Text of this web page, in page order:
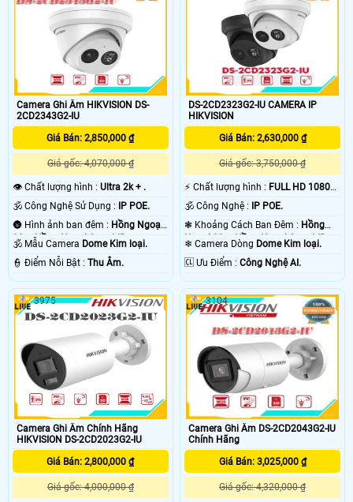
Camera Ghi Âm HIKVISION DS-
2CD2343G2-IU
Giá Bán: 2,850,000 ₫
Giá gốc: 4,070,000 ₫
👁 Chất lượng hình : Ultra 2k + .
🕉️ Công Nghệ Sử Dụng :
IP POE.
🌚 Hình ảnh ban đêm : Hồng Ngoại
30m Hồng Ngoại Smart IR.
🕉️ Mẫu Camera Dome Kim loại.
️👮 Điểm Nỗi Bật : Thu Âm.
DS-2CD2323G2-IU CAMERA IP
HIKVISION
Giá Bán: 2,630,000 ₫
Giá gốc: 3,750,000 ₫
️⚡ Chất lượng hình : FULL HD 1080P
🕉️ Công Nghệ :
IP POE.
❃ Khoảng Cách Ban Đêm : Hồng
Ngoại 30m Hồng Ngoại Smart IR.
❄ Camera Dòng Dome Kim loại.
️🆑 Ưu Điểm :Công Nghệ AI.
Camera Ghi Âm Chính Hãng
HIKVISION DS-2CD2023G2-IU
Giá Bán: 2,800,000 ₫
Giá gốc: 4,000,000 ₫
3975
Camera Ghi Âm DS-2CD2043G2-IU
Chính Hãng
Giá Bán: 3,025,000 ₫
Giá gốc: 4,320,000 ₫
3104